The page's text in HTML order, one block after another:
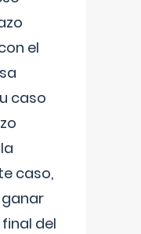
el
caso
caso,
final del